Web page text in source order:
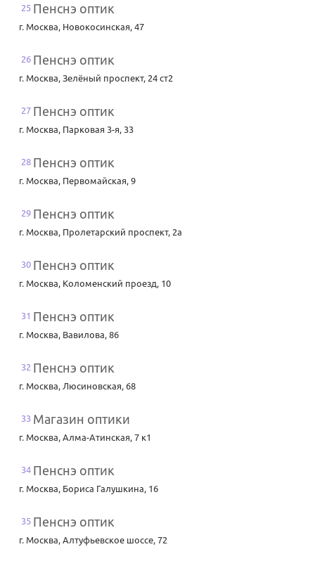
25 Пенснэ оптик
г. Москва, Новокосинская, 47
26 Пенснэ оптик
г. Москва, Зелёный проспект, 24 ст2
27 Пенснэ оптик
г. Москва, Парковая 3-я, 33
28 Пенснэ оптик
г. Москва, Первомайская, 9
29 Пенснэ оптик
г. Москва, Пролетарский проспект, 2а
30 Пенснэ оптик
г. Москва, Коломенский проезд, 10
31 Пенснэ оптик
г. Москва, Вавилова, 86
32 Пенснэ оптик
г. Москва, Люсиновская, 68
33 Магазин оптики
г. Москва, Алма-Атинская, 7 к1
34 Пенснэ оптик
г. Москва, Бориса Галушкина, 16
35 Пенснэ оптик
г. Москва, Алтуфьевское шоссе, 72